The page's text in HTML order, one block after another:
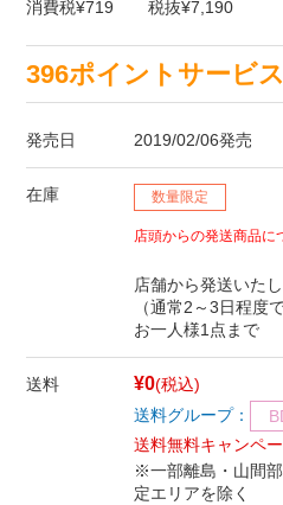
消費税¥719 税抜¥7,190
396ポイントサービ
発売日 2019/02/06発売
在庫 数量限定
店頭からの発送商品に
店舗から発送いた
（通常2～3日程度
お一人様1点まで
送料 ¥0(税込)
送料グループ：
送料無料キャンペ
※一部離島・山間
定エリアを除く